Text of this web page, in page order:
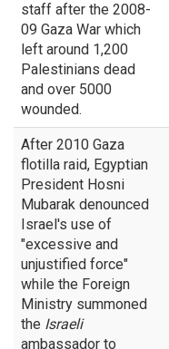
staff after the 2008-
09 Gaza War which
left around 1,200
Palestinians dead
and over 5000
wounded.
After 2010 Gaza
flotilla raid, Egyptian
President Hosni
Mubarak denounced
Israel's use of
"excessive and
unjustified force"
while the Foreign
Ministry summoned
the Israeli
ambassador to